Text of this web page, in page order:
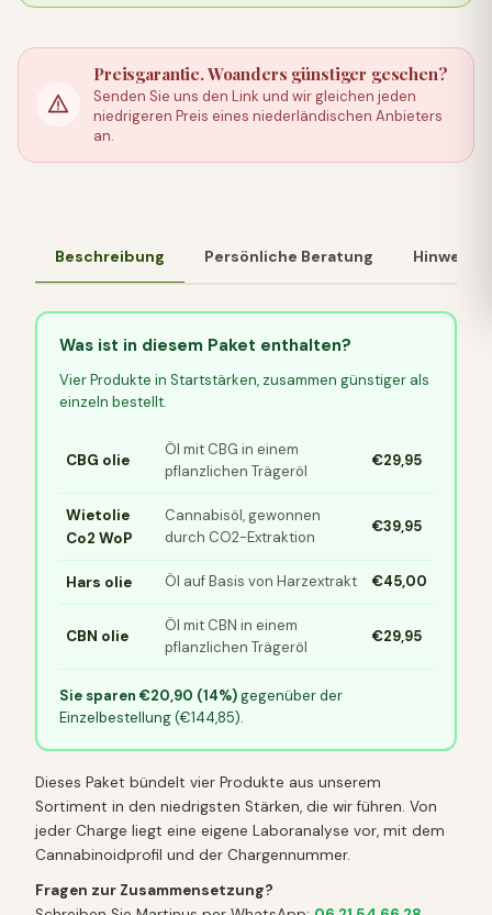
Preisgarantie. Woanders günstiger gesehen?
Senden Sie uns den Link und wir gleichen jeden
niedrigeren Preis eines niederländischen Anbieters
an.
Beschreibung Persönliche Beratung Hinweis
Was ist in diesem Paket enthalten?
Vier Produkte in Startstärken, zusammen günstiger als
einzeln bestellt.
CBG olie
Öl mit CBG in einem
pflanzlichen Trägeröl
€29,95
Wietolie
Co2 WoP
Cannabisöl, gewonnen
durch CO2-Extraktion
€39,95
Hars olie Öl auf Basis von Harzextrakt €45,00
CBN olie
Öl mit CBN in einem
pflanzlichen Trägeröl
€29,95
Sie sparen €20,90 (14%)gegenüber der
Einzelbestellung (€144,85).
Dieses Paket bündelt vier Produkte aus unserem
Sortiment in den niedrigsten Stärken, die wir führen. Von
jeder Charge liegt eine eigene Laboranalyse vor, mit dem
Cannabinoidprofil und der Chargennummer.
Fragen zur Zusammensetzung?